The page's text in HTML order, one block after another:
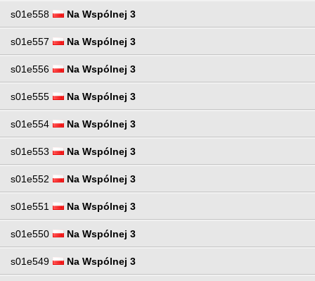
s01e558 Na Wspólnej 3
s01e557 Na Wspólnej 3
s01e556 Na Wspólnej 3
s01e555 Na Wspólnej 3
s01e554 Na Wspólnej 3
s01e553 Na Wspólnej 3
s01e552 Na Wspólnej 3
s01e551 Na Wspólnej 3
s01e550 Na Wspólnej 3
s01e549 Na Wspólnej 3